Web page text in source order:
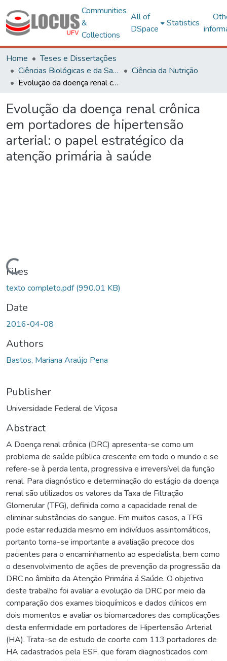
Communities
&
Collections
All of
DSpace
Statistics
Home
Teses e Dissertações
Ciências Biológicas e da Saúde
Ciência da Nutrição
Evolução da doença renal crônica em portadores de hipertensão arterial: o papel estratégico da atenção primária à saúde
Evolução da doença renal crônica
em portadores de hipertensão
arterial: o papel estratégico da
atenção primária à saúde
Files
texto completo.pdf(990.01 KB)
Date
2016-04-08
Authors
Bastos, Mariana Araújo Pena
Publisher
Universidade Federal de Viçosa
Abstract
A Doença renal crônica (DRC) apresenta-se como um
problema de saúde pública crescente em todo o mundo e se
refere-se à perda lenta, progressiva e irreversível da função
renal. Para diagnóstico e determinação do estágio da doença
renal são utilizados os valores da Taxa de Filtração
Glomerular (TFG), definida como a capacidade renal de
eliminar substâncias do sangue. Em muitos casos, a TFG
pode estar reduzida mesmo em indivíduos assintomáticos,
portanto torna-se importante a avaliação precoce dos
pacientes para o encaminhamento ao especialista, bem como
o desenvolvimento de ações de prevenção da progressão da
DRC no âmbito da Atenção Primária á Saúde. O objetivo
deste trabalho foi avaliar a evolução da DRC por meio da
comparação dos exames bioquímicos e dados clínicos em
dois momentos e avaliar os biomarcadores das complicações
desta enfermidade em portadores de Hipertensão Arterial
(HA). Trata-se de estudo de coorte com 113 portadores de
HA cadastrados pela ESF, que foram diagnosticados com